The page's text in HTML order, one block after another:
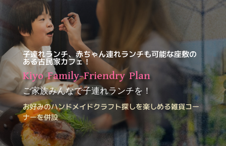
子連れランチ、赤ちゃん連れランチも可能な座敷の
ある古民家カフェ！
Kiyo Family-Friendry Plan
ご家族みんなで子連れランチを！
お好みのハンドメイドクラフト探しを楽しめる雑貨コー
ナーを併設